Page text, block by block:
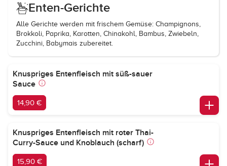
Enten-Gerichte
Alle Gerichte werden mit frischem Gemüse: Champignons,
Brokkoli, Paprika, Karotten, Chinakohl, Bambus, Zwiebeln,
Zucchini, Babymais zubereitet.
Knuspriges Entenfleisch mit süß-sauer
Sauce
14,90 €
Knuspriges Entenfleisch mit roter Thai-
Curry-Sauce und Knoblauch (scharf)
15,90 €